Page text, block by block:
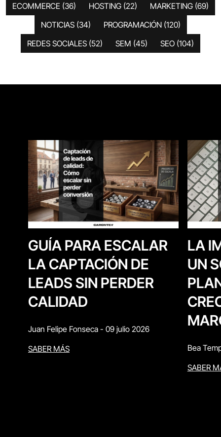
ECOMMERCE (36) HOSTING (22) MARKETING (69)
NOTICIAS (34) PROGRAMACIÓN (120)
REDES SOCIALES (52) SEM (45) SEO (104)
GUÍA PARA ESCALAR
LA CAPTACIÓN DE
LEADS SIN PERDER
CALIDAD
Juan Felipe Fonseca - 09 julio 2026
SABER MÁS
LA
UN
Bea
SABER